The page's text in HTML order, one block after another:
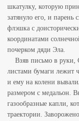
шкатулку, которую
затянуло его, и парень
флэшка с
координатами
почерком дяди Эла.
Взяв письмо в руки,
листами бумаги лежит
и ему на колени
размером с медальон.
газообразные капли,
траектории.